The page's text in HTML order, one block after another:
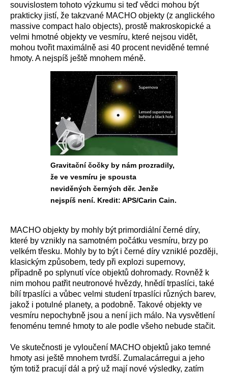
souvislostem tohoto výzkumu si teď vědci mohou být
prakticky jistí, že takzvané MACHO objekty (z anglického
massive compact halo objects), prostě makroskopické a
velmi hmotné objekty ve vesmíru, které nejsou vidět,
mohou tvořit maximálně asi 40 procent neviděné temné
hmoty. A nejspíš ještě mnohem méně.
Gravitační čočky by nám prozradily,
že ve vesmíru je spousta
neviděných černých děr. Jenže
nejspíš není. Kredit: APS/Carin Cain.
MACHO objekty by mohly být primordiální černé díry,
které by vznikly na samotném počátku vesmíru, brzy po
velkém třesku. Mohly by to být i černé díry vzniklé později,
klasickým způsobem, tedy při explozi supernovy,
případně po splynutí více objektů dohromady. Rovněž k
nim mohou patřit neutronové hvězdy, hnědí trpaslíci, také
bílí trpaslíci a vůbec velmi studení trpaslíci různých barev,
jakož i potulné planety, a podobně. Takové objekty ve
vesmíru nepochybně jsou a není jich málo. Na vysvětlení
fenoménu temné hmoty to ale podle všeho nebude stačit.
Ve skutečnosti je vyloučení MACHO objektů jako temné
hmoty asi ještě mnohem tvrdší. Zumalacárregui a jeho
tým totiž pracují dál a prý už mají nové výsledky, zatím